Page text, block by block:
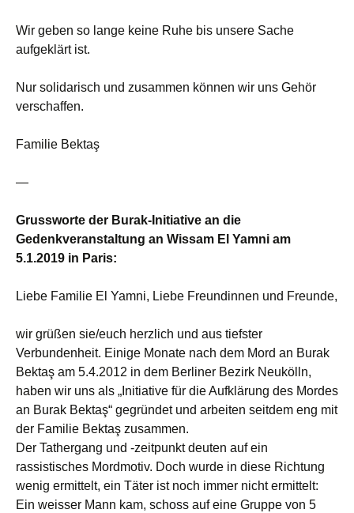
Wir geben so lange keine Ruhe bis unsere Sache
aufgeklärt ist.
Nur solidarisch und zusammen können wir uns Gehör
verschaffen.
Familie Bektaş
—
Grussworte der Burak-Initiative an die
Gedenkveranstaltung an Wissam El Yamni am
5.1.2019 in Paris:
Liebe Familie El Yamni, Liebe Freundinnen und Freunde,
wir grüßen sie/euch herzlich und aus tiefster
Verbundenheit. Einige Monate nach dem Mord an Burak
Bektaş am 5.4.2012 in dem Berliner Bezirk Neukölln,
haben wir uns als „Initiative für die Aufklärung des Mordes
an Burak Bektaş“ gegründet und arbeiten seitdem eng mit
der Familie Bektaş zusammen.
Der Tathergang und -zeitpunkt deuten auf ein
rassistisches Mordmotiv. Doch wurde in diese Richtung
wenig ermittelt, ein Täter ist noch immer nicht ermittelt:
Ein weisser Mann kam, schoss auf eine Gruppe von 5